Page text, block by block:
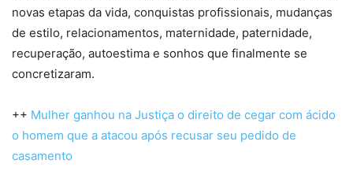
novas etapas da vida, conquistas profissionais, mudanças
de estilo, relacionamentos, maternidade, paternidade,
recuperação, autoestima e sonhos que finalmente se
concretizaram.
++ Mulher ganhou na Justiça o direito de cegar com ácido
o homem que a atacou após recusar seu pedido de
casamento